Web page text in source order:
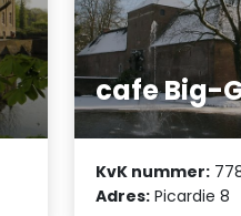
cafe Big-
KvK nummer:
Adres: Picardie 8